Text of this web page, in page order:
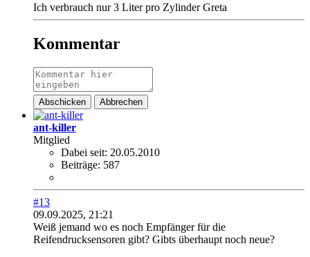
Ich verbrauch nur 3 Liter pro Zylinder Greta
Kommentar
Abschicken Abbrechen
ant-killer
Mitglied
Dabei seit: 20.05.2010
Beiträge: 587
#13
09.09.2025, 21:21
Weiß jemand wo es noch Empfänger für die
Reifendrucksensoren gibt? Gibts überhaupt noch neue?